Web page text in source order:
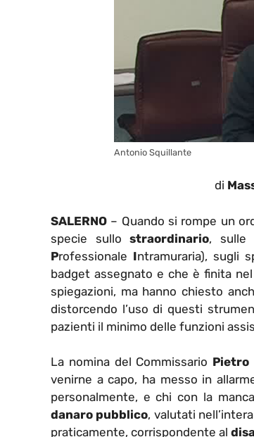
Antonio Squillante
di
SALERNO – Quando si rompe un
specie sullostraordinario, sulle
Professionale Intramuraria), sugli
badget assegnato e che è finita
spiegazioni, ma hanno chiesto
distorcendo l’uso di questi
pazienti il minimo delle funzioni
La nomina del Commissario Pietro
venirne a capo, ha messo in
personalmente, e chi con la
danaro pubblico, valutati nell’intera
praticamente, corrispondente al